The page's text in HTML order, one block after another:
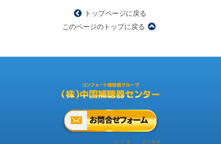
トップページに戻る
このページのトップに戻る